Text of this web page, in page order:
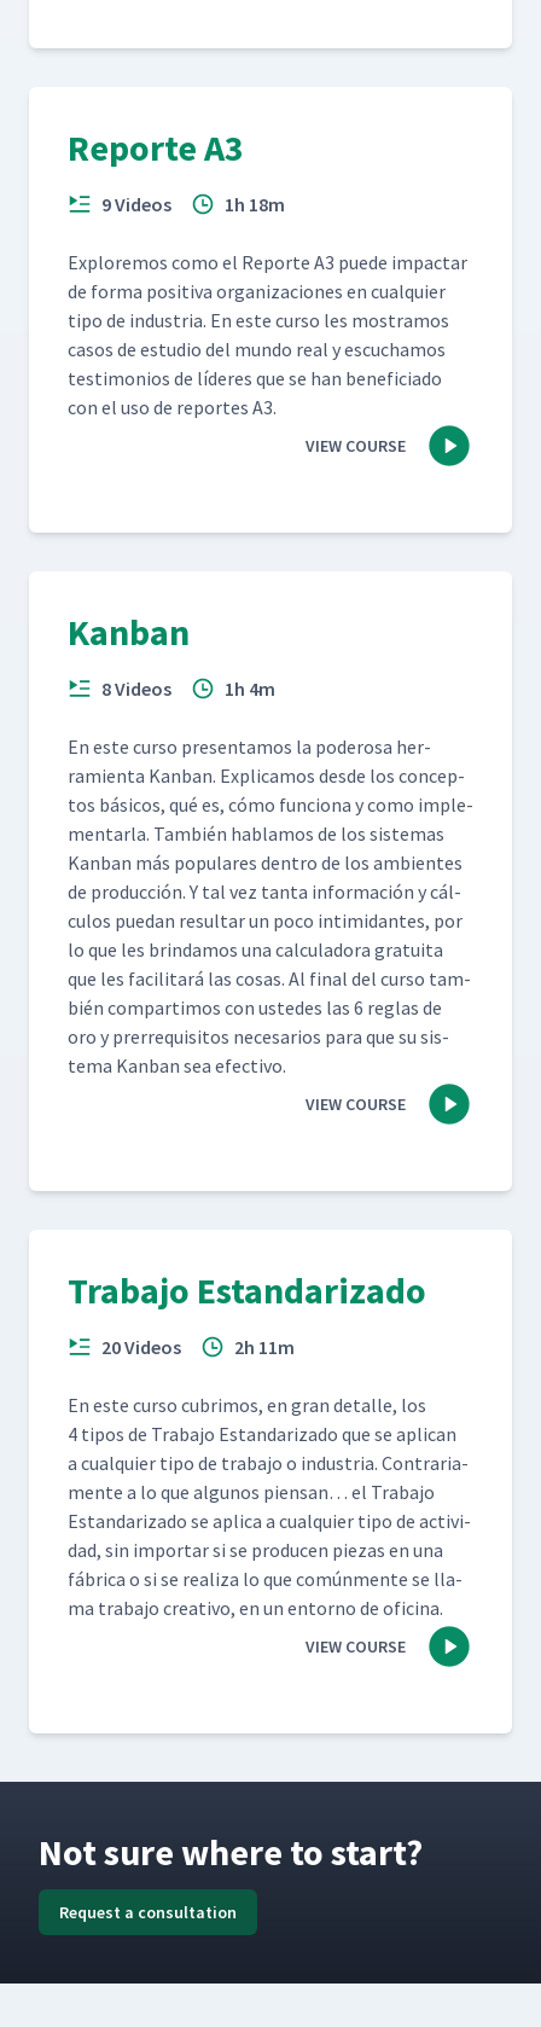
Reporte A3
9 Videos 1h 18m
Explore­mos como el Reporte A3 puede impactar
de for­ma pos­i­ti­va orga­ni­za­ciones en cualquier
tipo de indus­tria. En este cur­so les mostramos
casos de estu­dio del mun­do real y escuchamos
tes­ti­mo­nios de líderes que se han ben­e­fi­ci­a­do
con el uso de reportes A3.
VIEW COURSE
Kanban
8 Videos 1h 4m
En este cur­so pre­sen­ta­mos la poderosa her­
ramien­ta Kan­ban. Expli­camos des­de los con­cep­
tos bási­cos, qué es, cómo fun­ciona y como imple­
men­tar­la. Tam­bién hablam­os de los sis­temas
Kan­ban más pop­u­lares den­tro de los ambi­entes
de pro­duc­ción. Y tal vez tan­ta infor­ma­ción y cál­
cu­los puedan resul­tar un poco intim­i­dantes, por
lo que les brindamos una cal­cu­lado­ra gra­tui­ta
que les facil­i­tará las cosas. Al final del cur­so tam­
bién com­par­ti­mos con ust­edes las 6 reglas de
oro y pre­rreq­ui­si­tos nece­sar­ios para que su sis­
tema Kan­ban sea efectivo.
VIEW COURSE
Trabajo Estandarizado
20 Videos 2h 11m
En este cur­so cub­ri­mos, en gran detalle, los
4 tipos de Tra­ba­jo Estandariza­do que se apli­can
a cualquier tipo de tra­ba­jo o indus­tria. Con­trari­a­
mente a lo que algunos pien­san… el Tra­ba­jo
Estandariza­do se apli­ca a cualquier tipo de activi­
dad, sin impor­tar si se pro­ducen piezas en una
fábri­ca o si se real­iza lo que común­mente se lla­
ma tra­ba­jo cre­ati­vo, en un entorno de oficina.
VIEW COURSE
Not sure where to start?
Request a consultation